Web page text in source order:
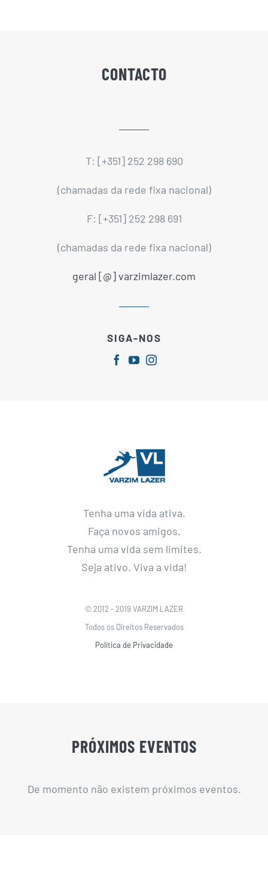
CONTACTO
T: [+351] 252 298 690
(chamadas da rede fixa nacional)
F: [+351] 252 298 691
(chamadas da rede fixa nacional)
geral [@] varzimlazer.com
SIGA-NOS
Tenha uma vida ativa.
Faça novos amigos.
Tenha uma vida sem limites.
Seja ativo. Viva a vida!
© 2012 - 2019 VARZIM LAZER
Todos os Direitos Reservados
Política de Privacidade
PRÓXIMOS EVENTOS
De momento não existem próximos eventos.